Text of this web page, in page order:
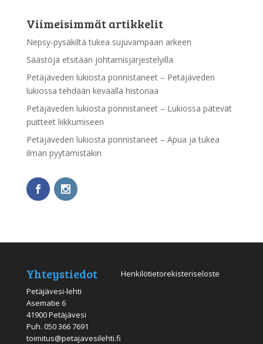
Viimeisimmät artikkelit
Nepsy-pysäkiltä tukea sujuvampaan arkeen
Säästöjä etsitään johtamisjärjestelyillä
Petäjäveden lukiosta ponnistaneet – Petäjäveden
lukiossa tehdään keväällä historiaa
Petäjäveden lukiosta ponnistaneet – Lukiossa pätevät
puitteet liikkumiseen
Petäjäveden lukiosta ponnistaneet – Apua ja tukea
ilman pyytämistäkin
Yhteystiedot
Petäjävesi-lehti
Asematie 6
41900 Petäjävesi
Puh. 050 366 7691
toimitus@petajavesilehti.fi
Henkilötietorekisteriseloste